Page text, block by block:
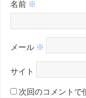
名前 ※
メール ※
サイト
次回のコメントで